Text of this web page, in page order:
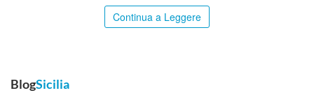
Continua a Leggere
BlogSicilia